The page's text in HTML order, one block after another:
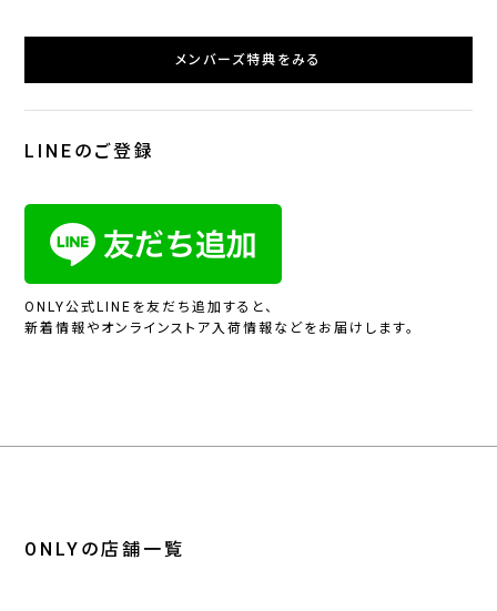
メンバーズ特典をみる
LINEのご登録
ONLY公式LINEを友だち追加すると、
新着情報やオンラインストア入荷情報などをお届けします。
ONLYの店舗一覧